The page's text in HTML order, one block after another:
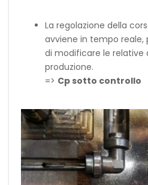
La regolazione della
avviene in tempo
di modificare le relative
produzione.
=> Cp sotto controllo